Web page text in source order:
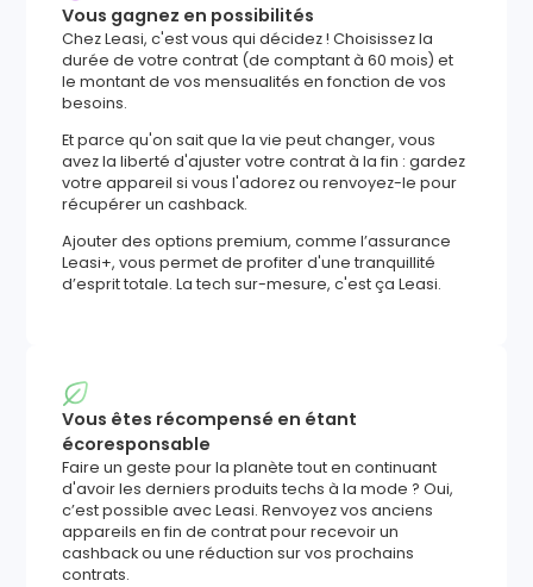
Vous gagnez en possibilités
Chez Leasi, c'est vous qui décidez ! Choisissez la
durée de votre contrat (de comptant à 60 mois) et
le montant de vos mensualités en fonction de vos
besoins.
Et parce qu'on sait que la vie peut changer, vous
avez la liberté d'ajuster votre contrat à la fin : gardez
votre appareil si vous l'adorez ou renvoyez-le pour
récupérer un cashback.
Ajouter des options premium, comme l’assurance
Leasi+, vous permet de profiter d'une tranquillité
d’esprit totale. La tech sur-mesure, c'est ça Leasi.
Vous êtes récompensé en étant
écoresponsable
Faire un geste pour la planète tout en continuant
d'avoir les derniers produits techs à la mode ? Oui,
c’est possible avec Leasi. Renvoyez vos anciens
appareils en fin de contrat pour recevoir un
cashback ou une réduction sur vos prochains
contrats.